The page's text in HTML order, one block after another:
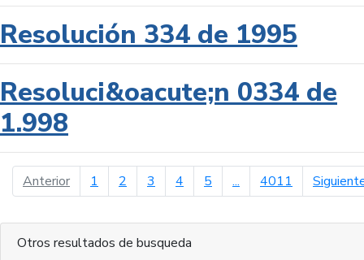
Resolución 334 de 1995
Resoluci&oacute;n 0334 de
1.998
Anteriorpágina anterior
1 2 3 4 5 ... 4011
Otros resultados de busqueda